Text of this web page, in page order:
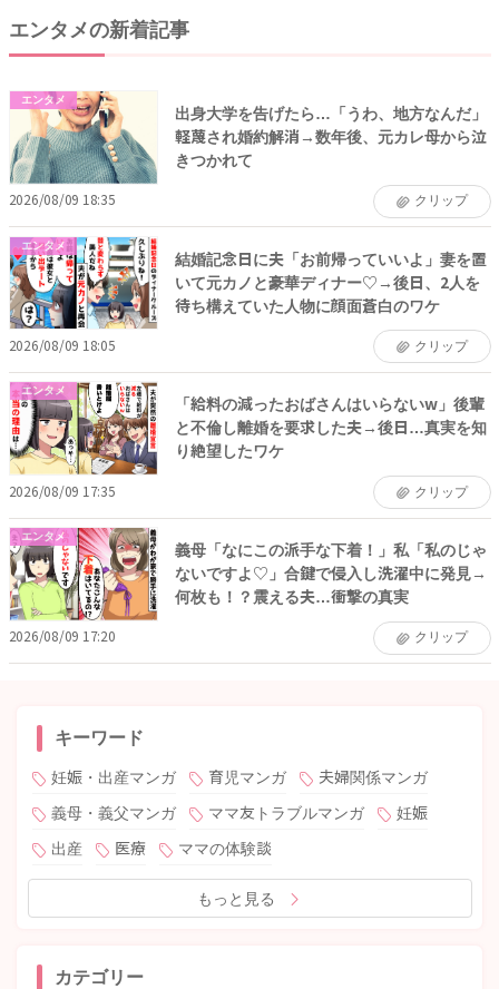
エンタメの新着記事
エンタメ
出身大学を告げたら…「うわ、地方なんだ」
軽蔑され婚約解消→数年後、元カレ母から泣
きつかれて
2026/08/09 18:35 クリップ
エンタメ
結婚記念日に夫「お前帰っていいよ」妻を置
いて元カノと豪華ディナー♡→後日、2人を
待ち構えていた人物に顔面蒼白のワケ
2026/08/09 18:05 クリップ
エンタメ
「給料の減ったおばさんはいらないw」後輩
と不倫し離婚を要求した夫→後日…真実を知
り絶望したワケ
2026/08/09 17:35 クリップ
エンタメ
義母「なにこの派手な下着！」私「私のじゃ
ないですよ♡」合鍵で侵入し洗濯中に発見→
何枚も！？震える夫…衝撃の真実
2026/08/09 17:20 クリップ
キーワード
妊娠・出産マンガ 育児マンガ
夫婦関係マンガ
義母・義父マンガ
ママ友トラブルマンガ
妊娠
出産
医療 ママの体験談
もっと見る
カテゴリー